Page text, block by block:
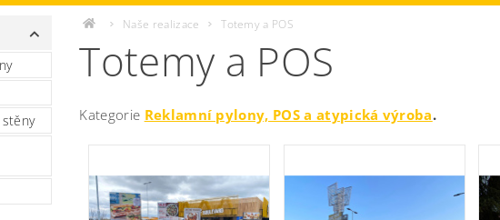
stěny
Naše realizace Totemy a POS
Totemy a POS
Kategorie Reklamní pylony, POS a atypická výroba.